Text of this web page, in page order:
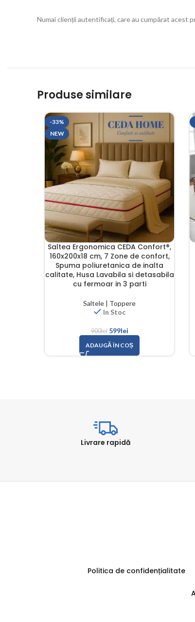
Numai clienții autentificați, care au cumpărat acest
Produse similare
-33%
NEW
Saltea Ergonomica CEDA Confort®,
160x200x18 cm, 7 Zone de confort,
Spuma poliuretanica de inalta
calitate, Husa Lavabila si detasabila
cu fermoar in 3 parti
Saltele | Toppere
In Stoc
900lei 599lei
ADAUGĂ ÎN COȘ
Livrare rapidă
Politica de confidențialitate